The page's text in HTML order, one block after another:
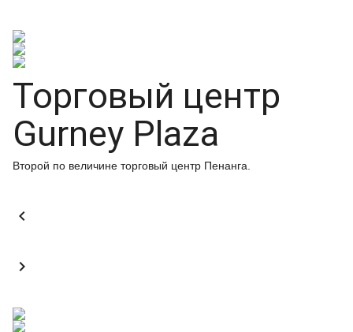
Торговый центр
Gurney Plaza
Второй по величине торговый центр Пенанга.

